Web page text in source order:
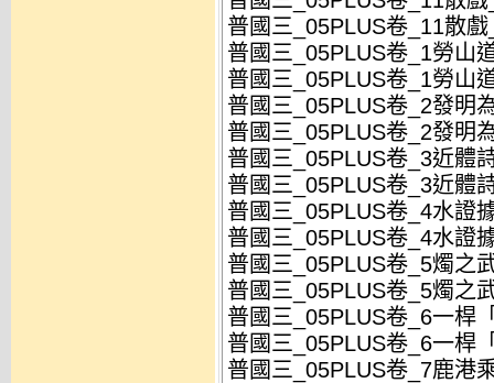
普國三_05PLUS卷_11散
普國三_05PLUS卷_1勞山
普國三_05PLUS卷_1勞山
普國三_05PLUS卷_2發明
普國三_05PLUS卷_2發明
普國三_05PLUS卷_3近體
普國三_05PLUS卷_3近體
普國三_05PLUS卷_4水證
普國三_05PLUS卷_4水證
普國三_05PLUS卷_5燭之
普國三_05PLUS卷_5燭之
普國三_05PLUS卷_6一桿
普國三_05PLUS卷_6一桿
普國三_05PLUS卷_7鹿港